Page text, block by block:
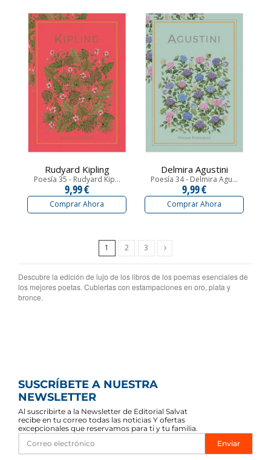
Rudyard Kipling
Poesía 35 - Rudyard Kip...
9,99 €
Comprar Ahora
Delmira Agustini
Poesía 34 - Delmira Agu...
9,99 €
Comprar Ahora
1 2 3 Siguiente
Descubre la edición de lujo de los libros de los poemas esenciales de
los mejores poetas. Cubiertas con estampaciones en oro, plata y
bronce.
SUSCRÍBETE A NUESTRA
NEWSLETTER
Al suscribirte a la Newsletter de Editorial Salvat
recibe en tu correo todas las noticias Y ofertas
excepcionales que reservamos para ti y tu familia.
Enviar